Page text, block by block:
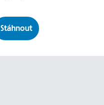
Stáhnout